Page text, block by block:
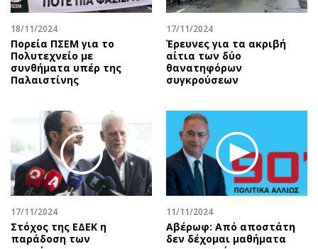
18/11/2024
Πορεία ΠΣΕΜ για το
Πολυτεχνείο με
συνθήματα υπέρ της
Παλαιστίνης
17/11/2024
Έρευνες για τα ακριβή
αίτια των δύο
θανατηφόρων
συγκρούσεων
17/11/2024
Στόχος της ΕΔΕΚ η
παράδοση των
11/11/2024
Αβέρωφ: Από αποστάτη
δεν δέχομαι μαθήματα